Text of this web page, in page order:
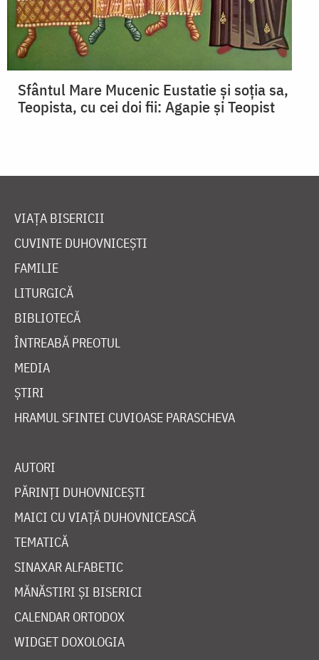
Sfântul Mare Mucenic Eustatie și soția sa,
Teopista, cu cei doi fii: Agapie și Teopist
VIAȚA BISERICII
CUVINTE DUHOVNICEȘTI
FAMILIE
LITURGICĂ
BIBLIOTECĂ
ÎNTREABĂ PREOTUL
MEDIA
ȘTIRI
HRAMUL SFINTEI CUVIOASE PARASCHEVA
AUTORI
PĂRINȚI DUHOVNICEȘTI
MAICI CU VIAȚĂ DUHOVNICEASCĂ
TEMATICĂ
SINAXAR ALFABETIC
MĂNĂSTIRI ȘI BISERICI
CALENDAR ORTODOX
WIDGET DOXOLOGIA